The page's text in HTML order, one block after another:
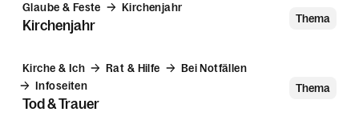
Glaube & Feste Kirchenjahr
Kirchenjahr Thema
Kirche & Ich Rat & Hilfe
Bei Notfällen
Infoseiten
Tod & Trauer
Thema